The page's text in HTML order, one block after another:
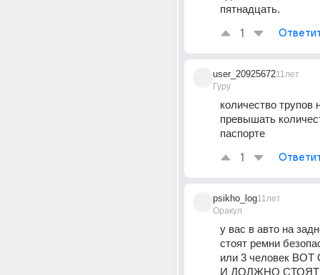
пятнадцать.
1
user_20925672
Гуру
11лет
количество трупов
превышать
паспорте
1
psikho_log
Оракул
11лет
у вас в авто на
стоят ремни
или 3 человек
И ДОЛЖНО